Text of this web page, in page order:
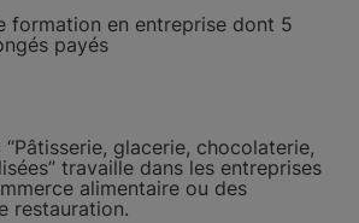
formation en entreprise dont 5
payés
glacerie, chocolaterie,
travaille dans les entreprises
alimentaire ou des
restauration.